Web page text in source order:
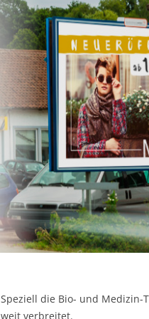
Speziell die Bio- und Medizin-
weit verbreitet.